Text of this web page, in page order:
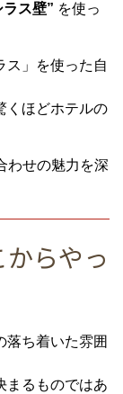
ラス壁” を使っ
ス」を使った自
くほどホテルの
わせの魅力を深
らやっ
落ち着いた雰囲
まるものではあ